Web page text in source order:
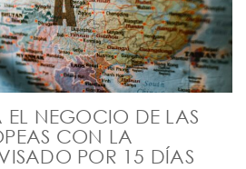
NEGOCIO DE LAS
CON LA
POR 15 DÍAS